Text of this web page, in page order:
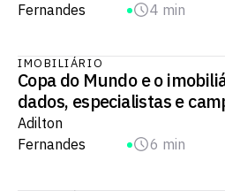
Fernandes
4 min
IMOBILIÁRIO
Copa do Mundo e o
dados, especialistas e
Adilton
Fernandes
6 min